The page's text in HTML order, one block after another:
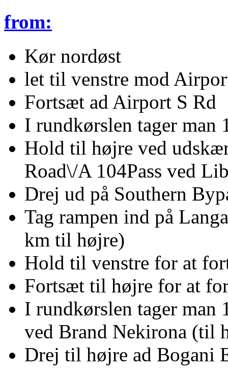
from:
Kør nordøst
let til venstre mod
Fortsæt ad Airport S Rd
I rundkørslen tager man
Hold til højre ved
Road\/A 104Pass ved
Drej ud på Southern
Tag rampen ind på
km til højre)
Hold til venstre for at
Fortsæt til højre for at
I rundkørslen tager man
ved Brand Nekirona (til
Drej til højre ad Bogani